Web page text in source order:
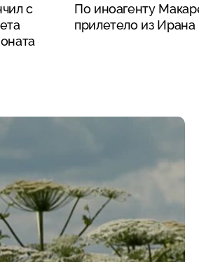
с
По иноагенту
прилетело из Ирана